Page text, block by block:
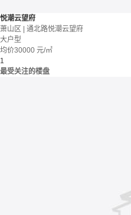
悦潮云望府
萧山区 | 通北路悦潮云望府
大户型
均价30000 元/㎡
1
最受关注的楼盘